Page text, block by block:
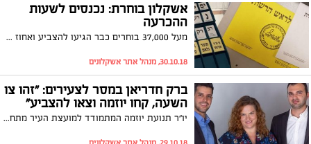
אשקלון בוחרת: נכנסים לשעות
ההכרעה
מעל 37,000 בוחרים כבר הגיעו להצביע ואחוז ההצבעה עומד על למעלה מ-32 אחוזים. על פי הנתונים שנמסרים מצד המועמדים, נראה כי בכל המחנות נלחמים על כל קול והקרב על הבוחר האשקלוני צמוד. עד לסגירת הקלפיות בשעה 22:00, צפויים להגיע למעלה מ-25 אלף בוחרים נוספים שיכריעו את המערכה
30.10.18, מנהל אתר אשקלונים
ברק חדריאן במסר לצעירים: "זהו צו
השעה, קחו יוזמה וצאו להצביע"
יו"ר תנועת יוזמה המתמודד למועצת העיר מתחייב להוציא את התכניות מהמגירה ולהפוך אותן למציאות: "זה לא חלום, צריך רק מי שידחוף ויזיז את המערכת קדימה. אסור לתושבים לוותר על חובתם הדמוקרטית שתקבע את עתידם"